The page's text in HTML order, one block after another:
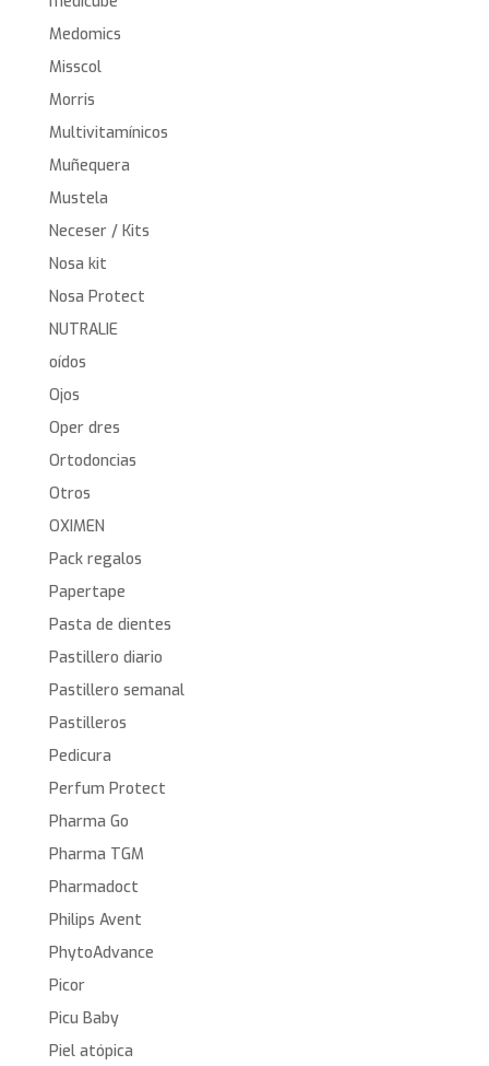
Medomics
Misscol
Morris
Multivitamínicos
Muñequera
Mustela
Neceser / Kits
Nosa kit
Nosa Protect
NUTRALIE
oídos
Ojos
Oper dres
Ortodoncias
Otros
OXIMEN
Pack regalos
Papertape
Pasta de dientes
Pastillero diario
Pastillero semanal
Pastilleros
Pedicura
Perfum Protect
Pharma Go
Pharma TGM
Pharmadoct
Philips Avent
PhytoAdvance
Picor
Picu Baby
Piel atópica